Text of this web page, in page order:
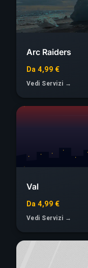
Arc Raiders
Da 4,99 €
Vedi Servizi →
Val
Da 4,99 €
Vedi Servizi →